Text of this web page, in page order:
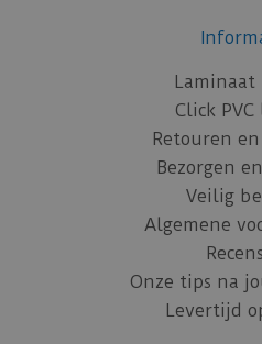
Laminaat
Click PVC
Retouren
Bezorgen
Veilig
Algemene
Onze tips na
Levertijd